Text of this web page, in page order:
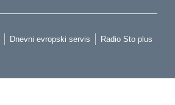
Dnevni evropski servis Radio Sto plus